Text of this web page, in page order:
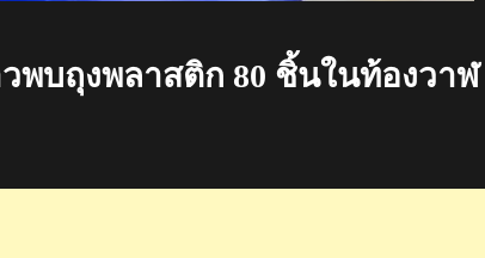
พบถุงพลาสติก 80 ชิ้นในท้องวาฬ